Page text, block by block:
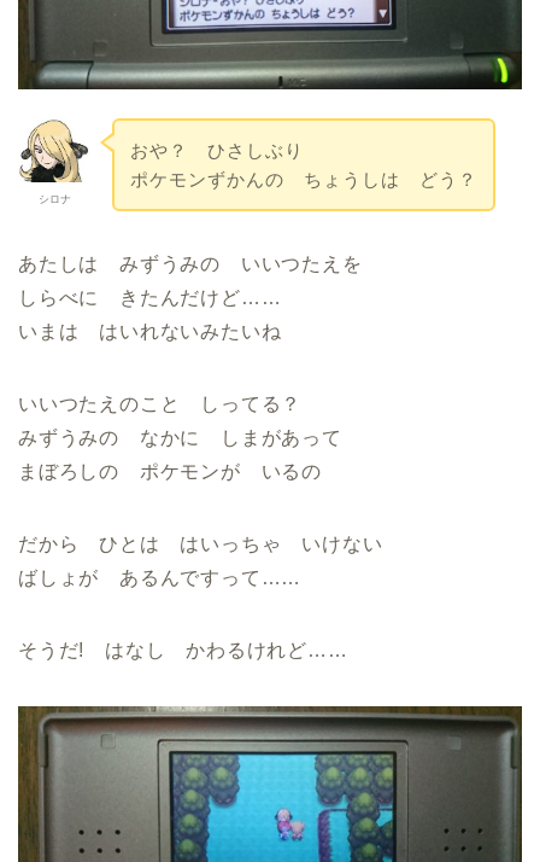
シロナ
おや？ ひさしぶり
ポケモンずかんの ちょうしは どう？
あたしは みずうみの いいつたえを
しらべに きたんだけど……
いまは はいれないみたいね
いいつたえのこと しってる？
みずうみの なかに しまがあって
まぼろしの ポケモンが いるの
だから ひとは はいっちゃ いけない
ばしょが あるんですって……
そうだ! はなし かわるけれど……